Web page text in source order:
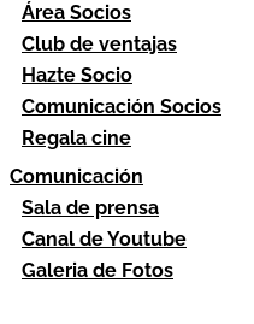
Área Socios
Club de ventajas
Hazte Socio
Comunicación Socios
Regala cine
Comunicación
Sala de prensa
Canal de Youtube
Galeria de Fotos